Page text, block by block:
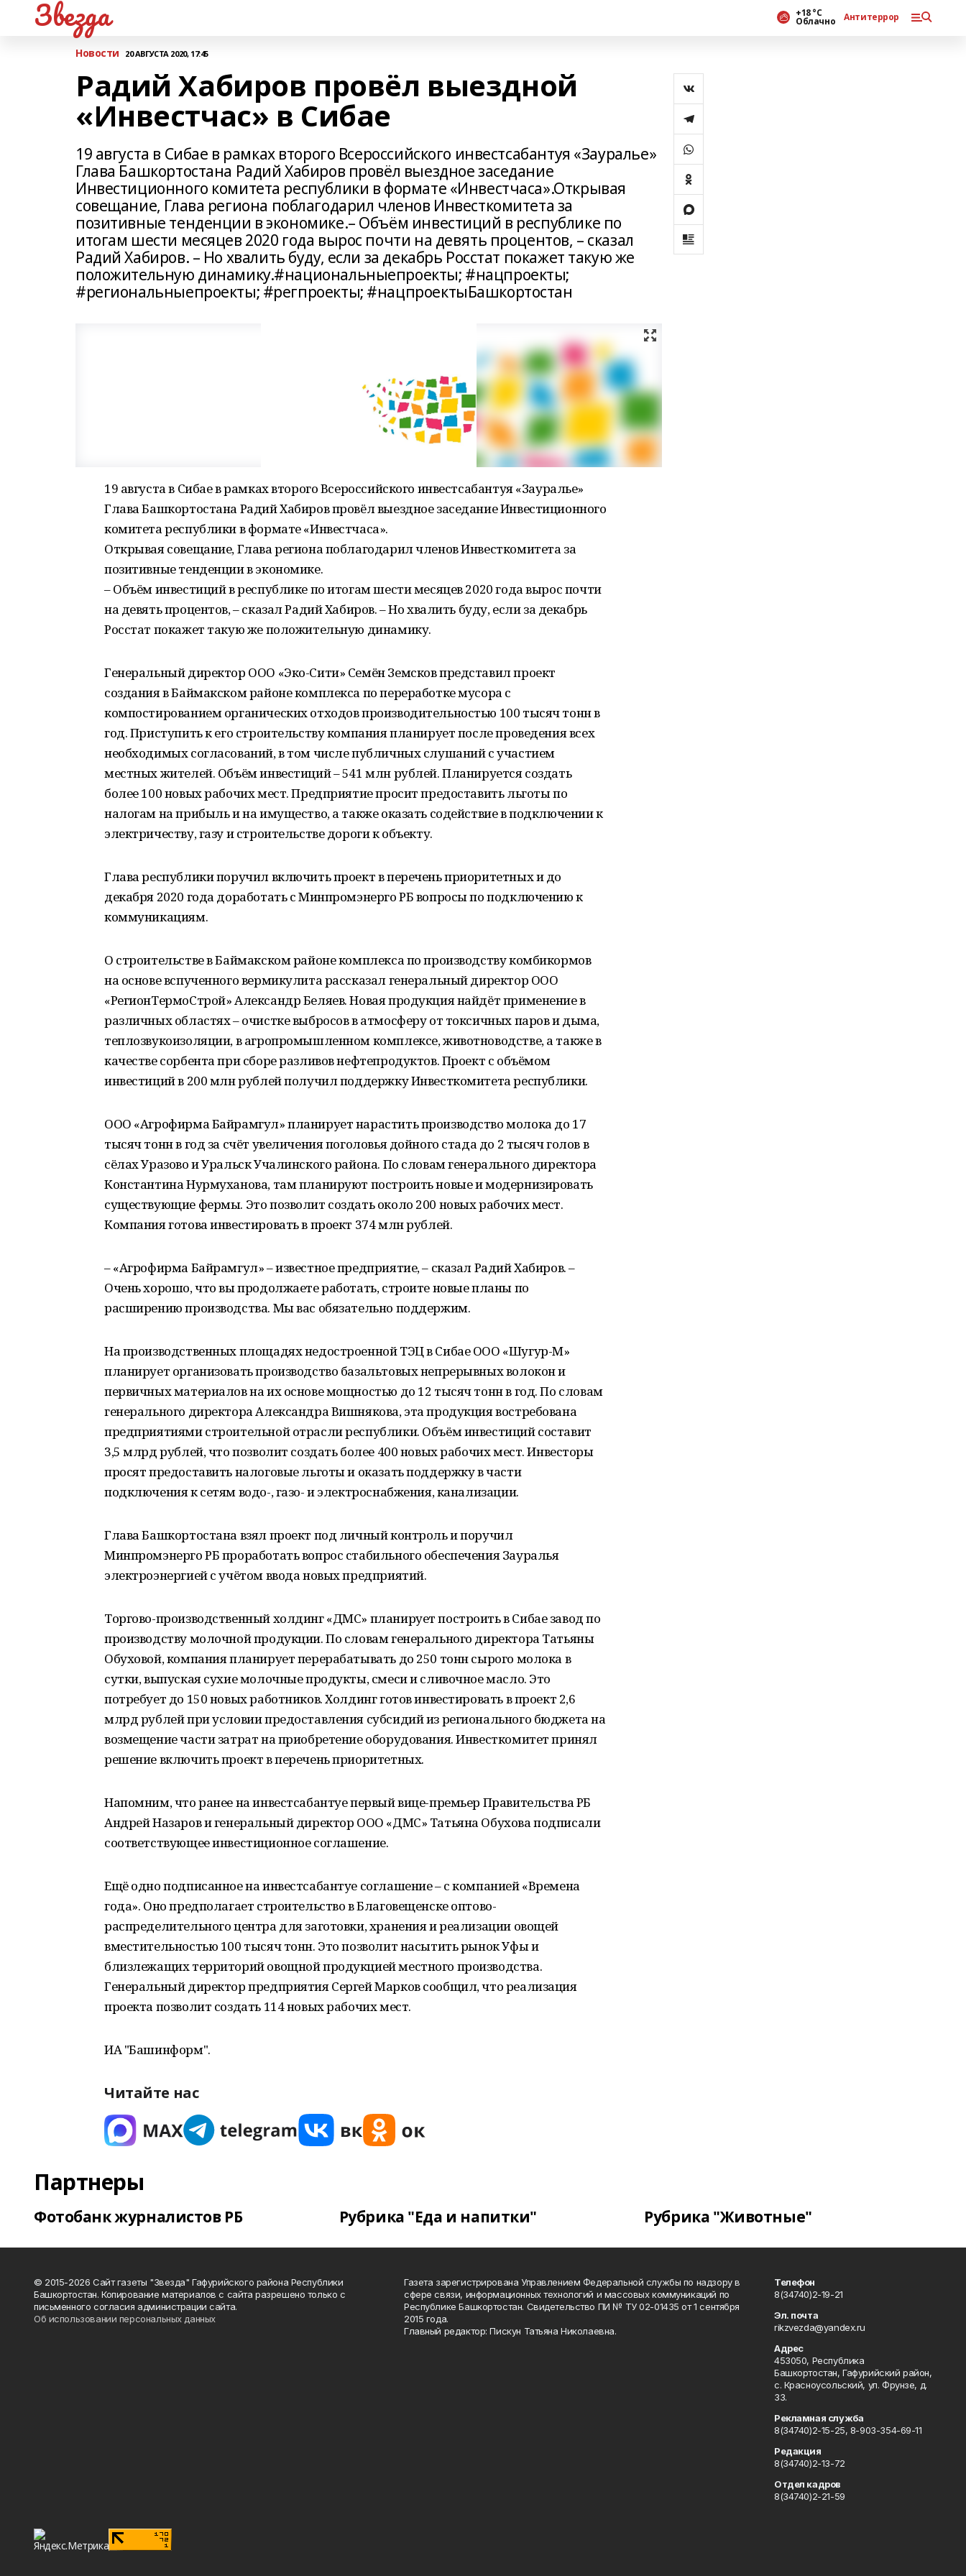
Звезда +18 °С
Облачно Антитеррор
Новости 20 АВГУСТА 2020, 17:45
Радий Хабиров провёл выездной
«Инвестчас» в Сибае
19 августа в Сибае в рамках второго Всероссийского инвестсабантуя «Зауралье»
Глава Башкортостана Радий Хабиров провёл выездное заседание
Инвестиционного комитета республики в формате «Инвестчаса».Открывая
совещание, Глава региона поблагодарил членов Инвесткомитета за
позитивные тенденции в экономике.– Объём инвестиций в республике по
итогам шести месяцев 2020 года вырос почти на девять процентов, – сказал
Радий Хабиров. – Но хвалить буду, если за декабрь Росстат покажет такую же
положительную динамику.#национальныепроекты; #нацпроекты;
#региональныепроекты; #регпроекты; #нацпроектыБашкортостан
19 августа в Сибае в рамках второго Всероссийского инвестсабантуя «Зауралье»
Глава Башкортостана Радий Хабиров провёл выездное заседание Инвестиционного
комитета республики в формате «Инвестчаса».
Открывая совещание, Глава региона поблагодарил членов Инвесткомитета за
позитивные тенденции в экономике.
– Объём инвестиций в республике по итогам шести месяцев 2020 года вырос почти
на девять процентов, – сказал Радий Хабиров. – Но хвалить буду, если за декабрь
Росстат покажет такую же положительную динамику.
Генеральный директор ООО «Эко-Сити» Семён Земсков представил проект
создания в Баймакском районе комплекса по переработке мусора с
компостированием органических отходов производительностью 100 тысяч тонн в
год. Приступить к его строительству компания планирует после проведения всех
необходимых согласований, в том числе публичных слушаний с участием
местных жителей. Объём инвестиций – 541 млн рублей. Планируется создать
более 100 новых рабочих мест. Предприятие просит предоставить льготы по
налогам на прибыль и на имущество, а также оказать содействие в подключении к
электричеству, газу и строительстве дороги к объекту.
Глава республики поручил включить проект в перечень приоритетных и до
декабря 2020 года доработать с Минпромэнерго РБ вопросы по подключению к
коммуникациям.
О строительстве в Баймакском районе комплекса по производству комбикормов
на основе вспученного вермикулита рассказал генеральный директор ООО
«РегионТермоСтрой» Александр Беляев. Новая продукция найдёт применение в
различных областях – очистке выбросов в атмосферу от токсичных паров и дыма,
теплозвукоизоляции, в агропромышленном комплексе, животноводстве, а также в
качестве сорбента при сборе разливов нефтепродуктов. Проект с объёмом
инвестиций в 200 млн рублей получил поддержку Инвесткомитета республики.
ООО «Агрофирма Байрамгул» планирует нарастить производство молока до 17
тысяч тонн в год за счёт увеличения поголовья дойного стада до 2 тысяч голов в
сёлах Уразово и Уральск Учалинского района. По словам генерального директора
Константина Нурмуханова, там планируют построить новые и модернизировать
существующие фермы. Это позволит создать около 200 новых рабочих мест.
Компания готова инвестировать в проект 374 млн рублей.
– «Агрофирма Байрамгул» – известное предприятие, – сказал Радий Хабиров. –
Очень хорошо, что вы продолжаете работать, строите новые планы по
расширению производства. Мы вас обязательно поддержим.
На производственных площадях недостроенной ТЭЦ в Сибае ООО «Шугур-М»
планирует организовать производство базальтовых непрерывных волокон и
первичных материалов на их основе мощностью до 12 тысяч тонн в год. По словам
генерального директора Александра Вишнякова, эта продукция востребована
предприятиями строительной отрасли республики. Объём инвестиций составит
3,5 млрд рублей, что позволит создать более 400 новых рабочих мест. Инвесторы
просят предоставить налоговые льготы и оказать поддержку в части
подключения к сетям водо-, газо- и электроснабжения, канализации.
Глава Башкортостана взял проект под личный контроль и поручил
Минпромэнерго РБ проработать вопрос стабильного обеспечения Зауралья
электроэнергией с учётом ввода новых предприятий.
Торгово-производственный холдинг «ДМС» планирует построить в Сибае завод по
производству молочной продукции. По словам генерального директора Татьяны
Обуховой, компания планирует перерабатывать до 250 тонн сырого молока в
сутки, выпуская сухие молочные продукты, смеси и сливочное масло. Это
потребует до 150 новых работников. Холдинг готов инвестировать в проект 2,6
млрд рублей при условии предоставления субсидий из регионального бюджета на
возмещение части затрат на приобретение оборудования. Инвесткомитет принял
решение включить проект в перечень приоритетных.
Напомним, что ранее на инвестсабантуе первый вице-премьер Правительства РБ
Андрей Назаров и генеральный директор ООО «ДМС» Татьяна Обухова подписали
соответствующее инвестиционное соглашение.
Ещё одно подписанное на инвестсабантуе соглашение – с компанией «Времена
года». Оно предполагает строительство в Благовещенске оптово-
распределительного центра для заготовки, хранения и реализации овощей
вместительностью 100 тысяч тонн. Это позволит насытить рынок Уфы и
близлежащих территорий овощной продукцией местного производства.
Генеральный директор предприятия Сергей Марков сообщил, что реализация
проекта позволит создать 114 новых рабочих мест.
ИА "Башинформ".
Читайте нас
Партнеры
Фотобанк журналистов РБ Рубрика "Еда и напитки" Рубрика "Животные"
© 2015-2026 Сайт газеты "Звезда" Гафурийского района Республики
Башкортостан. Копирование материалов с сайта разрешено только с
письменного согласия администрации сайта.
Об использовании персональных данных
Газета зарегистрирована Управлением Федеральной службы по надзору в
сфере связи, информационных технологий и массовых коммуникаций по
Республике Башкортостан. Свидетельство ПИ № ТУ 02-01435 от 1 сентября
2015 года.
Главный редактор: Пискун Татьяна Николаевна.
Телефон
8(34740)2-19-21
Эл. почта
rikzvezda@yandex.ru
Адрес
453050, Республика
Башкортостан, Гафурийский район,
с. Красноусольский, ул. Фрунзе, д.
33.
Рекламная служба
8(34740)2-15-25, 8-903-354-69-11
Редакция
8(34740)2-13-72
Отдел кадров
8(34740)2-21-59